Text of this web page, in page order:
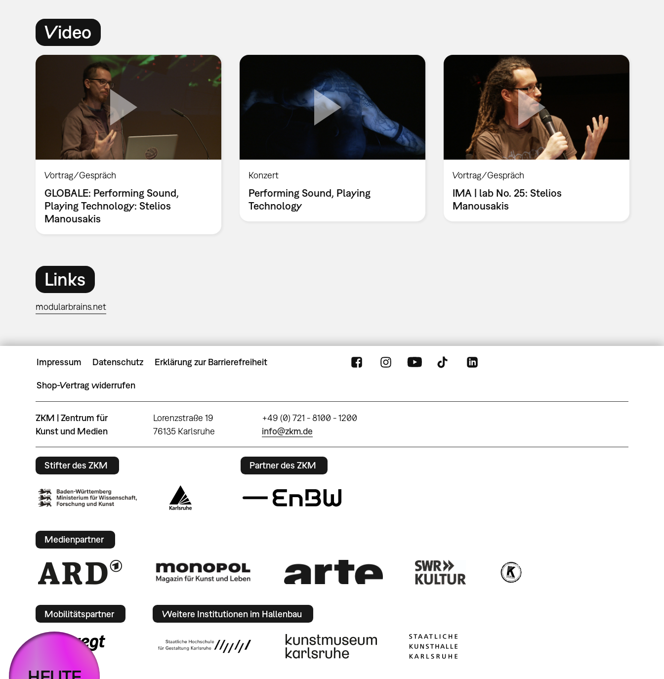
Video
Vortrag/Gespräch
GLOBALE: Performing Sound,
Playing Technology: Stelios
Manousakis
Konzert
Performing Sound, Playing
Technology
Vortrag/Gespräch
IMA | lab No. 25: Stelios
Manousakis
Links
modularbrains.net
Impressum Datenschutz Erklärung zur Barrierefreiheit
Shop-Vertrag widerrufen
ZKM | Zentrum für
Kunst und Medien
Lorenzstraße 19
76135 Karlsruhe
+49 (0) 721 - 8100 - 1200
info@zkm.de
Stifter des ZKM Partner des ZKM
Medienpartner
Mobilitätspartner Weitere Institutionen im Hallenbau